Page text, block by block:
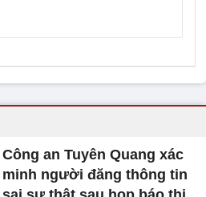
Công an Tuyên Quang xác
minh người đăng thông tin